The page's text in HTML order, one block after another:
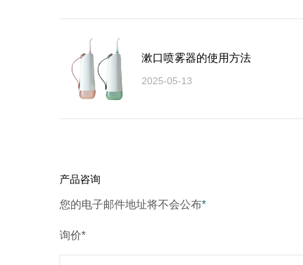
漱口喷雾器的使用方法
2025-05-13
产品咨询
您的电子邮件地址将不会公布*
询价*